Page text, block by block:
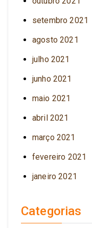
setembro 2021
agosto 2021
julho 2021
junho 2021
maio 2021
abril 2021
março 2021
fevereiro 2021
janeiro 2021
Categorias